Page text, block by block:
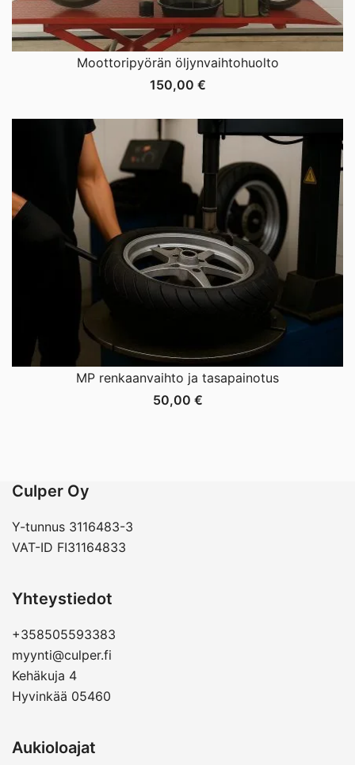
Moottoripyörän öljynvaihtohuolto
150,00 €
MP renkaanvaihto ja tasapainotus
50,00 €
Culper Oy
Y-tunnus 3116483-3
VAT-ID FI31164833
Yhteystiedot
+358505593383
myynti@culper.fi
Kehäkuja 4
Hyvinkää 05460
Aukioloajat